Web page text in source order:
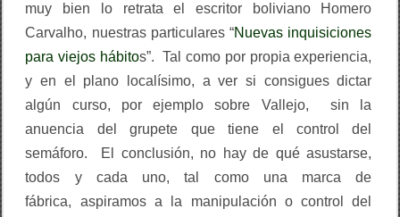
muy bien lo retrata el escritor boliviano Homero
Carvalho, nuestras particulares “Nuevas inquisiciones
para viejos hábitos”. Tal como por propia experiencia,
y en el plano localísimo, a ver si consigues dictar
algún curso, por ejemplo sobre Vallejo, sin la
anuencia del grupete que tiene el control del
semáforo. El conclusión, no hay de qué asustarse,
todos y cada uno,tal como una marca de
fábrica, aspiramos a la manipulación o control del